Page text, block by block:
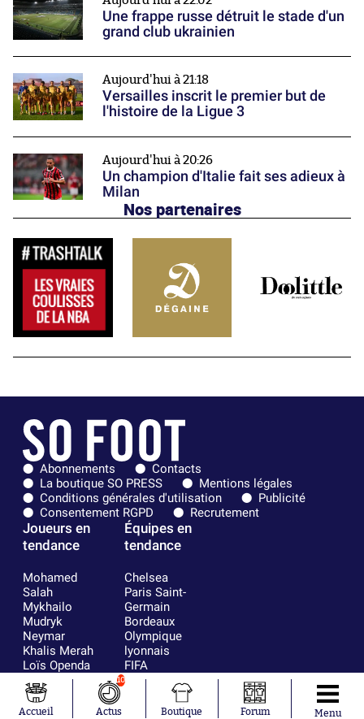
Une frappe russe détruit le stade d'un
grand club ukrainien
Aujourd'hui à 21:18
Versailles inscrit le premier but de
l'histoire de la Ligue 3
Aujourd'hui à 20:26
Un champion d'Italie fait ses adieux à
Milan
Nos partenaires
Abonnements
Contacts
La boutique SO PRESS
Mentions légales
Conditions générales d'utilisation
Publicité
Consentement RGPD
Recrutement
Joueurs en
tendance
Mohamed
Salah
Mykhailo
Mudryk
Neymar
Khalis Merah
Loïs Openda
Moussa
Niakhaté
Nicolás
Équipes en
tendance
Chelsea
Paris Saint-
Germain
Bordeaux
Olympique
lyonnais
FIFA
Real Madrid
RC Strasbourg
AC Milan
Accueil
10
Actus Boutique Forum Menu